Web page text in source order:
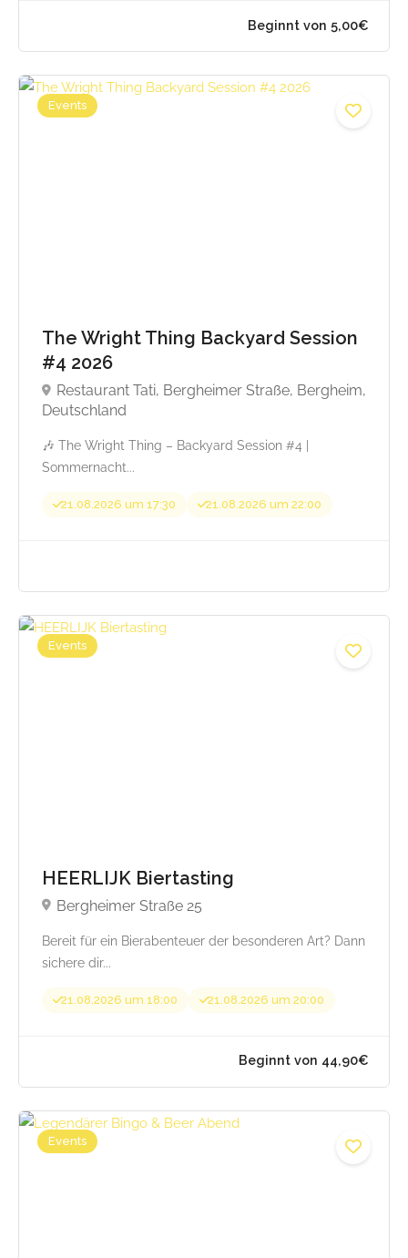
Events
The Wright Thing Backyard Session
#4 2026
Restaurant Tati, Bergheimer Straße, Bergheim,
Deutschland
🎶 The Wright Thing – Backyard Session #4 |
Sommernacht...
21.08.2026 um 17:30 21.08.2026 um 22:00
Events
HEERLIJK Biertasting
Bergheimer Straße 25
Bereit für ein Bierabenteuer der besonderen Art? Dann
sichere dir...
21.08.2026 um 18:00 21.08.2026 um 20:00
Events